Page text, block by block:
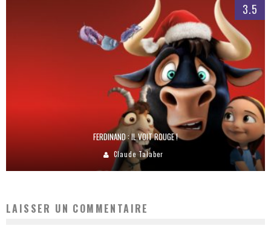
3.5
FERDINAND : IL VOIT ROUGE !
Claude Talaber
LAISSER UN COMMENTAIRE